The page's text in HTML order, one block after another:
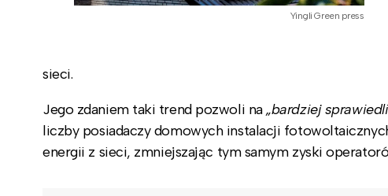
Yingli Green press
sieci.
Jego zdaniem taki trend pozwoli na„bardziej
liczby posiadaczy domowych instalacji
energii z sieci, zmniejszając tym samym zyski